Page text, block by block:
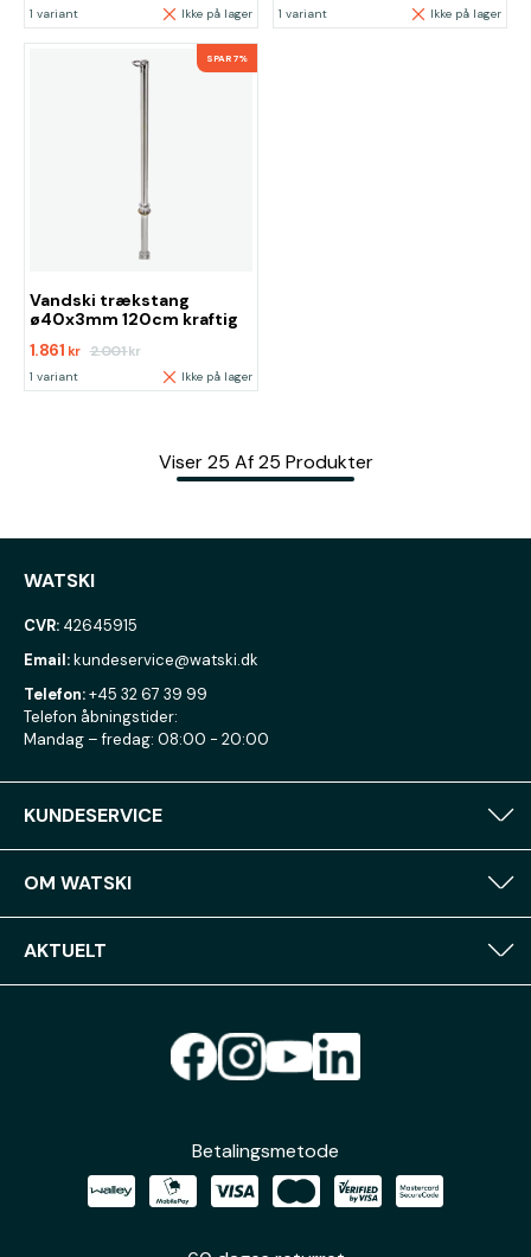
1 variant Ikke på lager 1 variant Ikke på lager
SPAR 7%
Vandski trækstang
ø40x3mm 120cm kraftig
1.861 kr 2.001kr
1 variant Ikke på lager
Viser 25 Af 25 Produkter
WATSKI
CVR: 42645915
Email:kundeservice@watski.dk
Telefon:+45 32 67 39 99
Telefon åbningstider:
Mandag – fredag: 08:00 - 20:00
KUNDESERVICE
OM WATSKI
AKTUELT
Betalingsmetode